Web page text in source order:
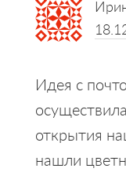
Идея с
открытия
нашли